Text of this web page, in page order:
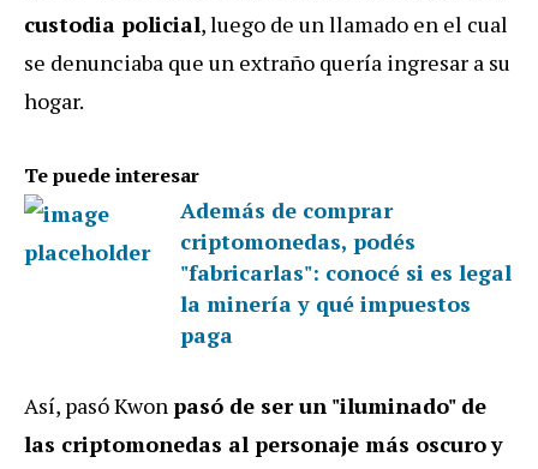
custodia policial, luego de un llamado en el cual
se denunciaba que un extraño quería ingresar a su
hogar.
Te puede interesar
Además de comprar
criptomonedas, podés
"fabricarlas": conocé si es legal
la minería y qué impuestos
paga
Así, pasó Kwonpasó de ser un "iluminado" de
las criptomonedas al personaje más oscuroy